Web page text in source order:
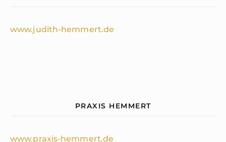
www.judith-hemmert.de
PRAXIS HEMMERT
www.praxis-hemmert.de